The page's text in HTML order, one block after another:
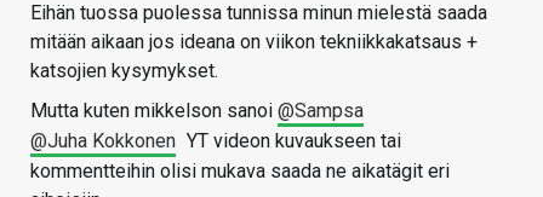
Eihän tuossa puolessa tunnissa minun mielestä saada
mitään aikaan jos ideana on viikon tekniikkakatsaus +
katsojien kysymykset.
Mutta kuten mikkelson sanoi @Sampsa
@Juha Kokkonen YT videon kuvaukseen tai
kommentteihin olisi mukava saada ne aikatägit eri